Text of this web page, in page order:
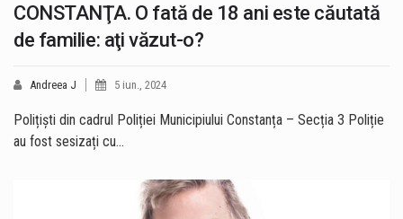
CONSTANŢA. O fată de 18 ani este căutată
de familie: aţi văzut-o?
Andreea J 5 iun., 2024
Polițiști din cadrul Poliției Municipiului Constanța – Secția 3 Poliție
au fost sesizați cu…